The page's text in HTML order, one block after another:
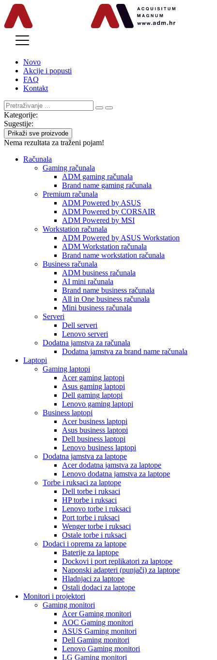
Novo
Akcije i popusti
FAQ
Kontakt
Kategorije:
Sugestije:
Prikaži sve proizvode
Nema rezultata za traženi pojam!
Računala
Gaming računala
ADM gaming računala
Brand name gaming računala
Premium računala
ADM Powered by ASUS
ADM Powered by CORSAIR
ADM Powered by MSI
Workstation računala
ADM Powered by ASUS Workstation
ADM Workstation računala
Brand name workstation računala
Business računala
ADM business računala
AI mini računala
Brand name business računala
All in One business računala
Mini business računala
Serveri
Dell serveri
Lenovo serveri
Dodatna jamstva za računala
Dodatna jamstva za brand name računala
Laptopi
Gaming laptopi
Acer gaming laptopi
Asus gaming laptopi
Dell gaming laptopi
Lenovo gaming laptopi
Business laptopi
Acer business laptopi
Asus business laptopi
Dell business laptopi
Lenovo business laptopi
Dodatna jamstva za laptope
Acer dodatna jamstva za laptope
Lenovo dodatna jamstva za laptope
Torbe i ruksaci za laptope
Dell torbe i ruksaci
HP torbe i ruksaci
Lenovo torbe i ruksaci
Port torbe i ruksaci
Wenger torbe i ruksaci
Ostale torbe i ruksaci
Dodaci i oprema za laptope
Baterije za laptope
Dockovi i port replikatori za laptope
Naponski adapteri (punjači) za laptope
Hladnjaci za laptope
Ostali dodaci za laptope
Monitori i projektori
Gaming monitori
Acer Gaming monitori
AOC Gaming monitori
ASUS Gaming monitori
Dell Gaming monitori
Lenovo Gaming monitori
LG Gaming monitori